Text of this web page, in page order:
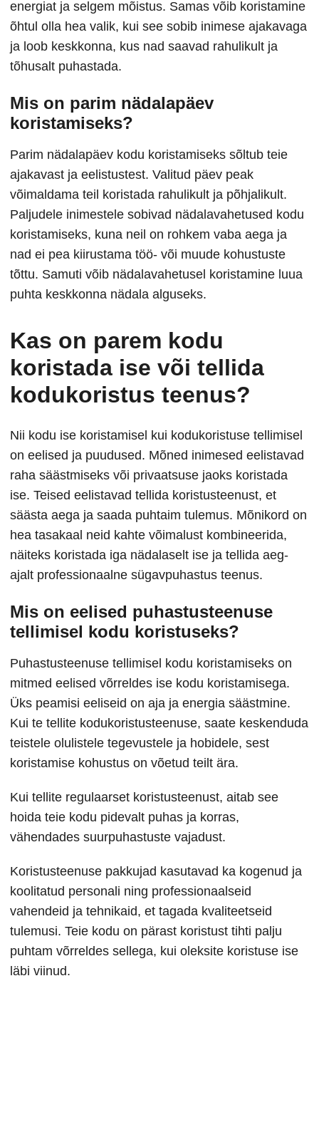
energiat ja selgem mõistus. Samas võib koristamine
õhtul olla hea valik, kui see sobib inimese ajakavaga
ja loob keskkonna, kus nad saavad rahulikult ja
tõhusalt puhastada.
Mis on parim nädalapäev
koristamiseks?
Parim nädalapäev kodu koristamiseks sõltub teie
ajakavast ja eelistustest. Valitud päev peak
võimaldama teil koristada rahulikult ja põhjalikult.
Paljudele inimestele sobivad nädalavahetused kodu
koristamiseks, kuna neil on rohkem vaba aega ja
nad ei pea kiirustama töö- või muude kohustuste
tõttu. Samuti võib nädalavahetusel koristamine luua
puhta keskkonna nädala alguseks.
Kas on parem kodu
koristada ise või tellida
kodukoristus teenus?
Nii kodu ise koristamisel kui kodukoristuse tellimisel
on eelised ja puudused. Mõned inimesed eelistavad
raha säästmiseks või privaatsuse jaoks koristada
ise. Teised eelistavad tellida koristusteenust, et
säästa aega ja saada puhtaim tulemus. Mõnikord on
hea tasakaal neid kahte võimalust kombineerida,
näiteks koristada iga nädalaselt ise ja tellida aeg-
ajalt professionaalne sügavpuhastus teenus.
Mis on eelised puhastusteenuse
tellimisel kodu koristuseks?
Puhastusteenuse tellimisel kodu koristamiseks on
mitmed eelised võrreldes ise kodu koristamisega.
Üks peamisi eeliseid on aja ja energia säästmine.
Kui te tellite kodukoristusteenuse, saate keskenduda
teistele olulistele tegevustele ja hobidele, sest
koristamise kohustus on võetud teilt ära.
Kui tellite regulaarset koristusteenust, aitab see
hoida teie kodu pidevalt puhas ja korras,
vähendades suurpuhastuste vajadust.
Koristusteenuse pakkujad kasutavad ka kogenud ja
koolitatud personali ning professionaalseid
vahendeid ja tehnikaid, et tagada kvaliteetseid
tulemusi. Teie kodu on pärast koristust tihti palju
puhtam võrreldes sellega, kui oleksite koristuse ise
läbi viinud.